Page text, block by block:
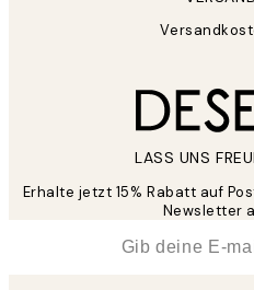
LASS UNS
Erhalte jetzt 15% Rabatt auf
Newsletter